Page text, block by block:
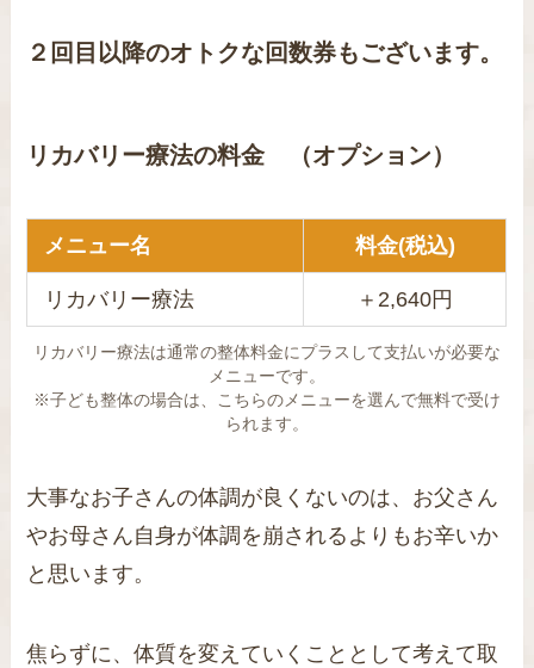
２回目以降のオトクな回数券もございます。
リカバリー療法の料金 （オプション）
メニュー名 料金(税込)
リカバリー療法 ＋2,640円
リカバリー療法は通常の整体料金にプラスして支払いが必要な
メニューです。
※子ども整体の場合は、こちらのメニューを選んで無料で受け
られます。
大事なお子さんの体調が良くないのは、お父さん
やお母さん自身が体調を崩されるよりもお辛いか
と思います。
焦らずに、体質を変えていくこととして考えて取